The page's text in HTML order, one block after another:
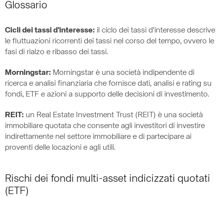
Glossario
Cicli dei tassi d'interesse: il ciclo dei tassi d'interesse descrive
le fluttuazioni ricorrenti dei tassi nel corso del tempo, ovvero le
fasi di rialzo e ribasso dei tassi.
Morningstar: Morningstar è una società indipendente di
ricerca e analisi finanziaria che fornisce dati, analisi e rating su
fondi, ETF e azioni a supporto delle decisioni di investimento.
REIT: un Real Estate Investment Trust (REIT) è una società
immobiliare quotata che consente agli investitori di investire
indirettamente nel settore immobiliare e di partecipare ai
proventi delle locazioni e agli utili.
Rischi dei fondi multi-asset indicizzati quotati
(ETF)